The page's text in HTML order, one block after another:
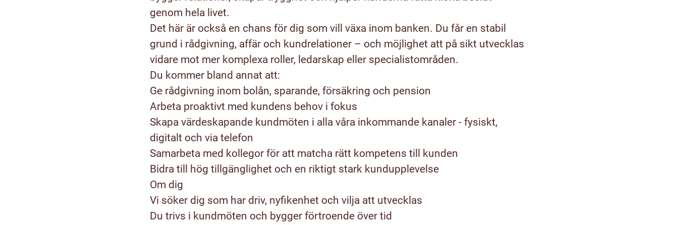
genom hela livet.
Det här är också en chans för dig som vill växa inom banken. Du får en stabil
grund i rådgivning, affär och kundrelationer – och möjlighet att på sikt utvecklas
vidare mot mer komplexa roller, ledarskap eller specialistområden.
Du kommer bland annat att:
Ge rådgivning inom bolån, sparande, försäkring och pension
Arbeta proaktivt med kundens behov i fokus
Skapa värdeskapande kundmöten i alla våra inkommande kanaler - fysiskt,
digitalt och via telefon
Samarbeta med kollegor för att matcha rätt kompetens till kunden
Bidra till hög tillgänglighet och en riktigt stark kundupplevelse
Om dig
Vi söker dig som har driv, nyfikenhet och vilja att utvecklas
Du trivs i kundmöten och bygger förtroende över tid